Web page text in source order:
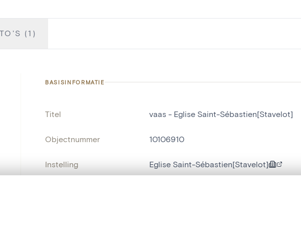
(1)
BASISINFORMATIE
Titel vaas - Eglise Saint-Sébastien[Stavelot]
Objectnummer 10106910
Instelling Eglise Saint-Sébastien[Stavelot]